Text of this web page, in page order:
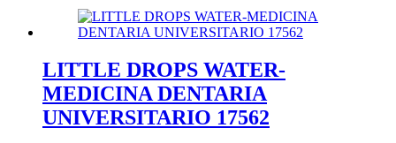
LITTLE DROPS WATER-
MEDICINA DENTARIA
UNIVERSITARIO 17562